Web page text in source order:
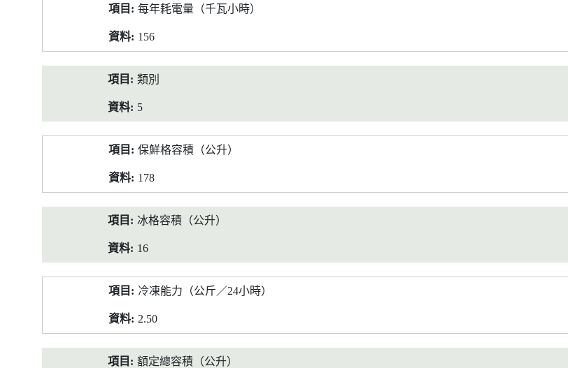
每年耗電量（千瓦小時）
156
類別
5
保鮮格容積（公升）
178
冰格容積（公升）
16
冷凍能力（公斤／24小時）
2.50
額定總容積（公升）